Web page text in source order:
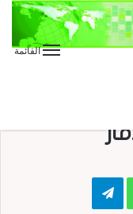
القائمة
WhatsApp
Telegram